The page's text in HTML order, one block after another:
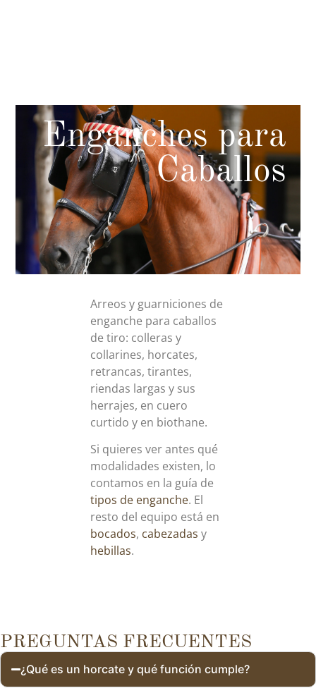
Enganches para
Caballos
Arreos y guarniciones de
enganche para caballos
de tiro: colleras y
collarines, horcates,
retrancas, tirantes,
riendas largas y sus
herrajes, en cuero
curtido y en biothane.
Si quieres ver antes qué
modalidades existen, lo
contamos en la guía de
tipos de enganche. El
resto del equipo está en
bocados, cabezadas y
hebillas.
PREGUNTAS FRECUENTES
¿Qué es un horcate y qué función cumple?